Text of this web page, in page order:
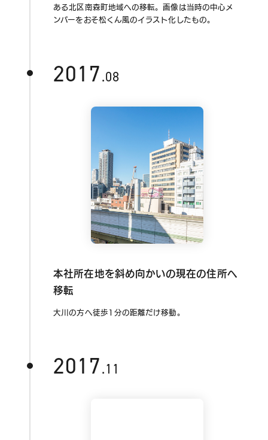
ある北区南森町地域への移転。画像は当時の中心メ
ンバーをおそ松くん風のイラスト化したもの。
2017.08
本社所在地を斜め向かいの現在の住所へ
移転
大川の方へ徒歩1分の距離だけ移動。
2017.11